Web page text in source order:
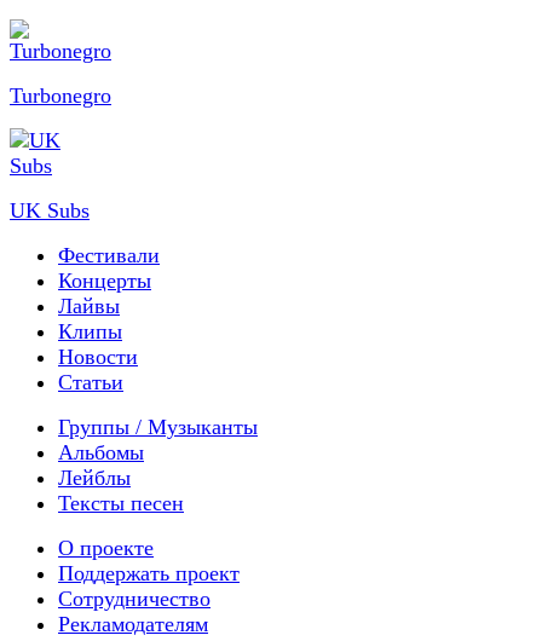
Turbonegro
UK Subs
Фестивали
Концерты
Лайвы
Клипы
Новости
Статьи
Группы / Музыканты
Альбомы
Лейблы
Тексты песен
О проекте
Поддержать проект
Сотрудничество
Рекламодателям